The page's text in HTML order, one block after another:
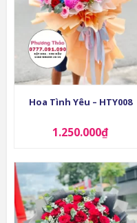
Hoa Tình Yêu – HTY008
1.250.000₫